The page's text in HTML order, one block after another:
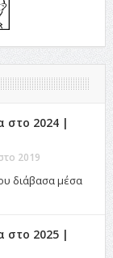
στο 2024 |
2019
διάβασα μέσα
στο 2025 |